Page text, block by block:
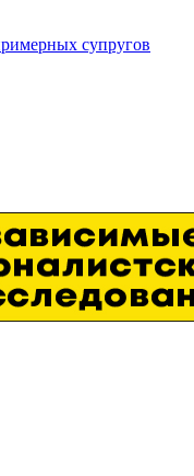
супругов